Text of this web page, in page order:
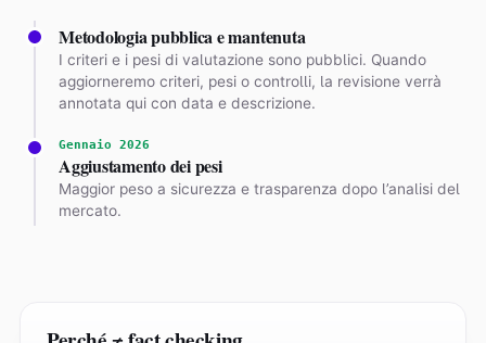
Metodologia pubblica e mantenuta
I criteri e i pesi di valutazione sono pubblici. Quando
aggiorneremo criteri, pesi o controlli, la revisione verrà
annotata qui con data e descrizione.
Gennaio 2026
Aggiustamento dei pesi
Maggior peso a sicurezza e trasparenza dopo l’analisi del
mercato.